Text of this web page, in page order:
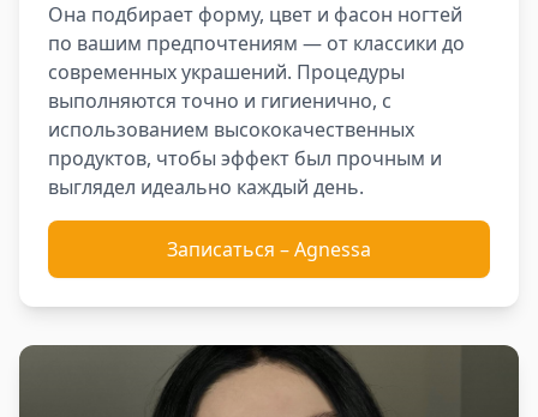
Она подбирает форму, цвет и фасон ногтей
по вашим предпочтениям — от классики до
современных украшений. Процедуры
выполняются точно и гигиенично, с
использованием высококачественных
продуктов, чтобы эффект был прочным и
выглядел идеально каждый день.
Записаться –Agnessa